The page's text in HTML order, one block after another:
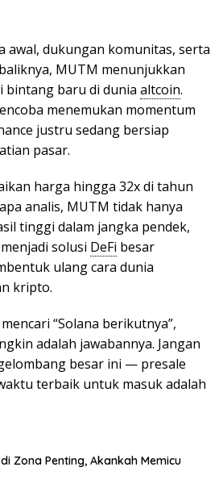
awal, dukungan komunitas, serta
MUTM menunjukkan
bintang baru di dunia altcoin.
menemukan momentum
justru sedang bersiap
pasar.
harga hingga 32x di tahun
analis, MUTM tidak hanya
tinggi dalam jangka pendek,
solusi DeFi besar
ulang cara dunia
kripto.
“Solana berikutnya”,
adalah jawabannya. Jangan
besar ini — presale
terbaik untuk masuk adalah
Zona Penting, Akankah Memicu